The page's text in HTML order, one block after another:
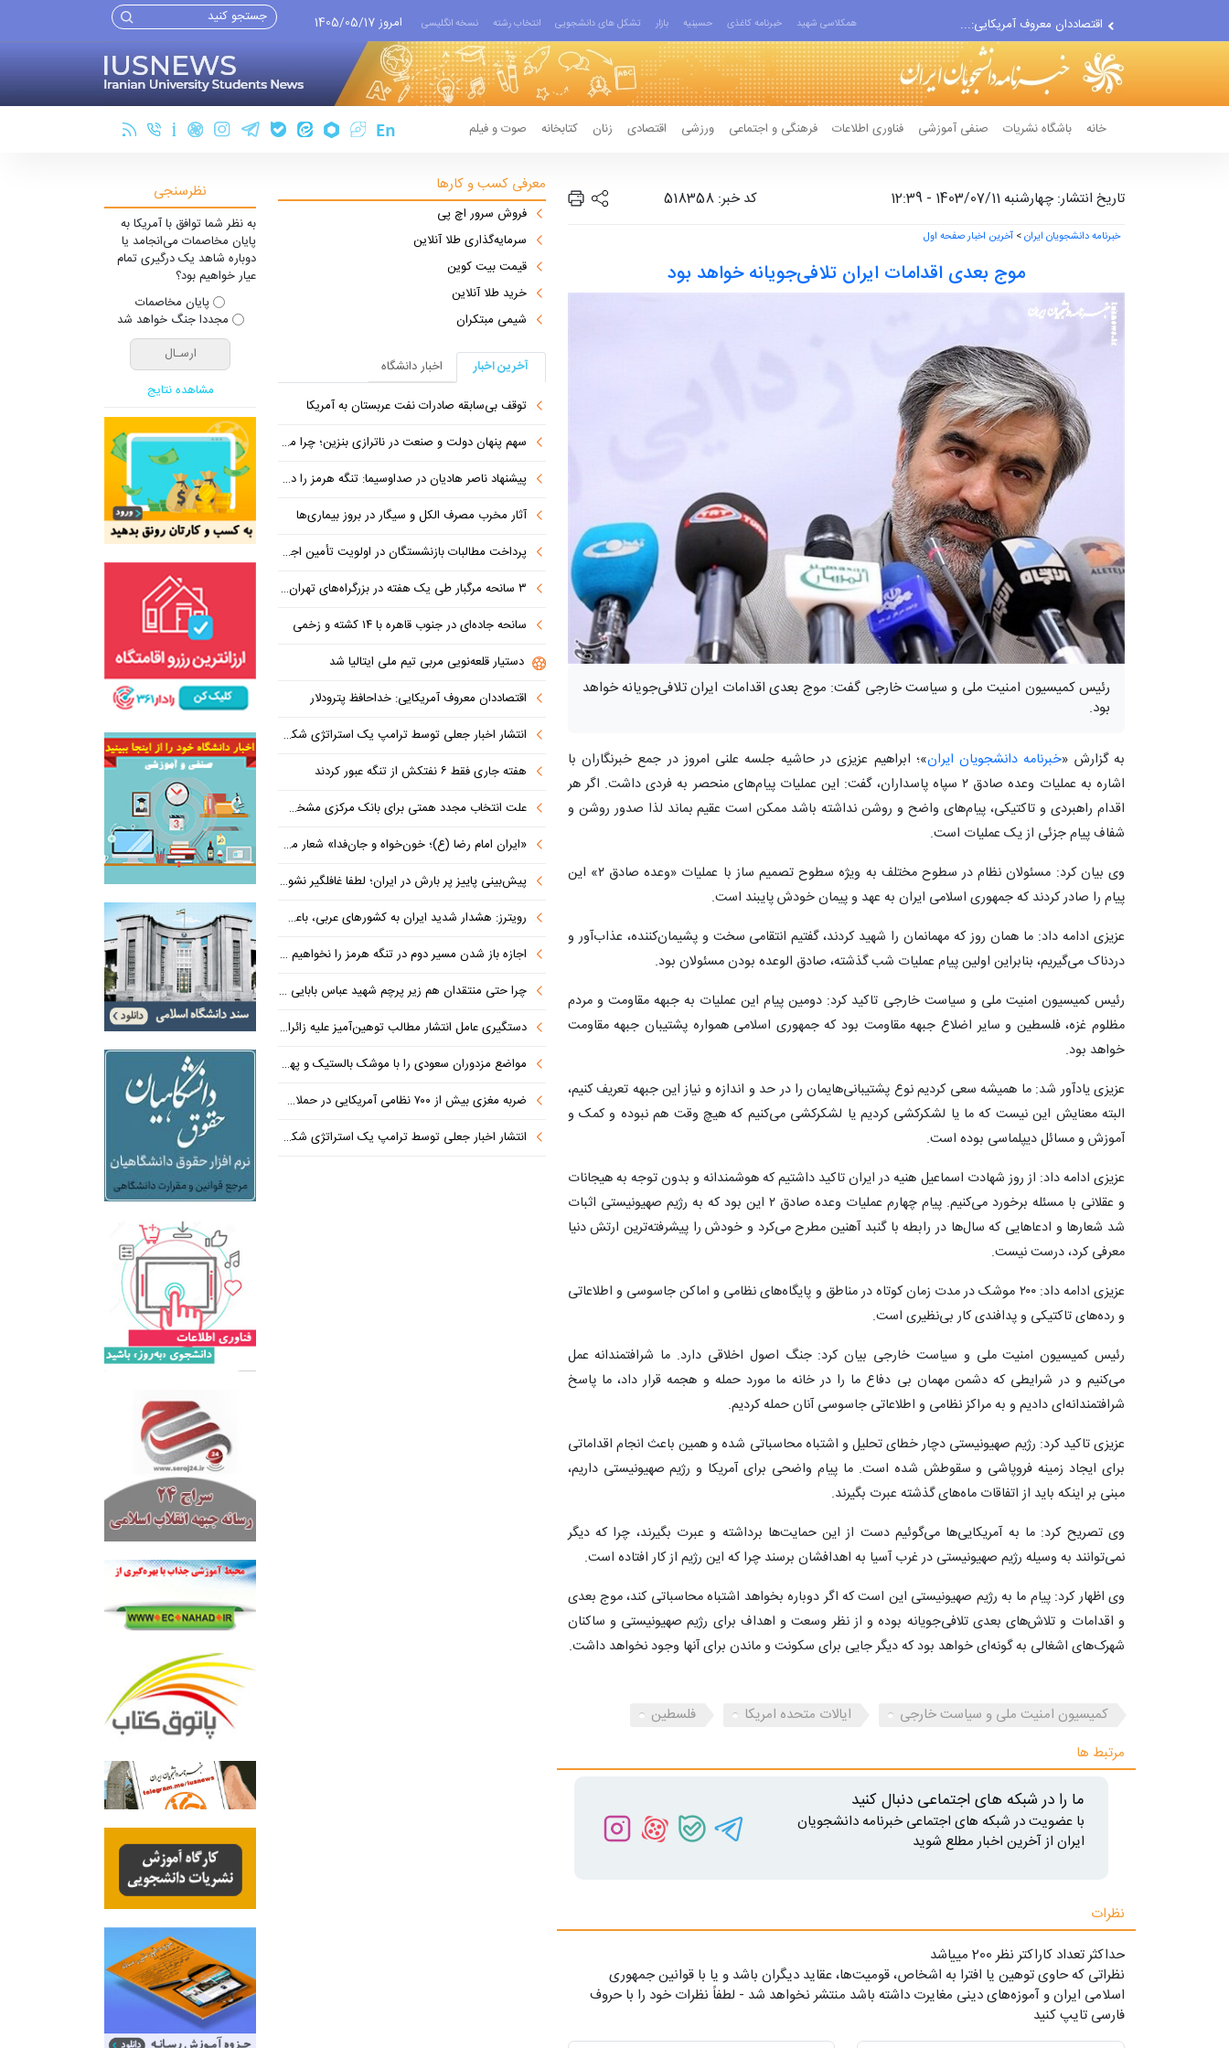
اقتصاددان معروف آمریکایی:...
انتشار اخبار جعلی توسط...
همکلاسی شهید خبرنامه کاغذی حسینیه بازار تشکل های دانشجویی انتخاب رشته نسخه انگلیسی امروز 1405/05/17
خانه باشگاه نشریات صنفی آموزشی فناوری اطلاعات فرهنگی و اجتماعی ورزشی اقتصادی زنان کتابخانه صوت و فیلم
تاریخ انتشار: چهارشنبه 1403/07/11 - 12:39 کد خبر: 518358
خبرنامه دانشجویان ایران> آخرین اخبار صفحه اول
موج بعدی اقدامات ایران تلافی‌جویانه خواهد بود
رئیس کمیسیون امنیت ملی و سیاست خارجی گفت: موج بعدی اقدامات ایران تلافی‌جویانه خواهد
بود.
به گزارش «خبرنامه دانشجویان ایران»؛ ابراهیم عزیزی در حاشیه جلسه علنی امروز در جمع خبرنگاران با
اشاره به عملیات وعده صادق ۲ سپاه پاسداران، گفت: این عملیات پیام‌های منحصر به فردی داشت. اگر هر
اقدام راهبردی و تاکتیکی، پیام‌های واضح و روشن نداشته باشد ممکن است عقیم بماند لذا صدور روشن و
شفاف پیام جزئی از یک عملیات است.
وی بیان کرد: مسئولان نظام در سطوح مختلف به ویژه سطوح تصمیم ساز با عملیات «وعده صادق ۲» این
پیام را صادر کردند که جمهوری اسلامی ایران به عهد و پیمان خودش پایبند است.
عزیزی ادامه داد: ما همان روز که مهمانمان را شهید کردند، گفتیم انتقامی سخت و پشیمان‌کننده، عذاب‌آور و
دردناک می‌گیریم، بنابراین اولین پیام عملیات شب گذشته، صادق الوعده بودن مسئولان بود.
رئیس کمیسیون امنیت ملی و سیاست خارجی تاکید کرد: دومین پیام این عملیات به جبهه مقاومت و مردم
مظلوم غزه، فلسطین و سایر اضلاع جبهه مقاومت بود که جمهوری اسلامی همواره پشتیبان جبهه مقاومت
خواهد بود.
عزیزی یادآور شد: ما همیشه سعی کردیم نوع پشتیبانی‌هایمان را در حد و اندازه و نیاز این جبهه تعریف کنیم،
البته معنایش این نیست که ما یا لشکرکشی کردیم یا لشکرکشی می‌کنیم که هیچ وقت هم نبوده و کمک و
آموزش و مسائل دیپلماسی بوده است.
عزیزی ادامه داد: از روز شهادت اسماعیل هنیه در ایران تاکید داشتیم که هوشمندانه و بدون توجه به هیجانات
و عقلانی با مسئله برخورد می‌کنیم. پیام چهارم عملیات وعده صادق ۲ این بود که به رژیم صهیونیستی اثبات
شد شعارها و ادعاهایی که سال‌ها در رابطه با گنبد آهنین مطرح می‌کرد و خودش را پیشرفته‌ترین ارتش دنیا
معرفی کرد، درست نیست.
عزیزی ادامه داد: ۲۰۰ موشک در مدت زمان کوتاه در مناطق و پایگاه‌های نظامی و اماکن جاسوسی و اطلاعاتی
و رده‌های تاکتیکی و پدافندی کار بی‌نظیری است.
رئیس کمیسیون امنیت ملی و سیاست خارجی بیان کرد: جنگ اصول اخلاقی دارد. ما شرافتمندانه عمل
می‌کنیم و در شرایطی که دشمن مهمان بی دفاع ما را در خانه ما مورد حمله و هجمه قرار داد، ما پاسخ
شرافتمندانه‌ای دادیم و به مراکز نظامی و اطلاعاتی جاسوسی آنان حمله کردیم.
عزیزی تاکید کرد: رژیم صهیونیستی دچار خطای تحلیل و اشتباه محاسباتی شده و همین باعث انجام اقداماتی
برای ایجاد زمینه فروپاشی و سقوطش شده است. ما پیام واضحی برای آمریکا و رژیم صهیونیستی داریم،
مبنی بر اینکه باید از اتفاقات ماه‌های گذشته عبرت بگیرند.
وی تصریح کرد: ما به آمریکایی‌ها می‌گوئیم دست از این حمایت‌ها برداشته و عبرت بگیرند، چرا که دیگر
نمی‌توانند به وسیله رژیم صهیونیستی در غرب آسیا به اهدافشان برسند چرا که این رژیم از کار افتاده است.
وی اظهار کرد: پیام ما به رژیم صهیونیستی این است که اگر دوباره بخواهد اشتباه محاسباتی کند، موج بعدی
و اقدامات و تلاش‌های بعدی تلافی‌جویانه بوده و از نظر وسعت و اهداف برای رژیم صهیونیستی و ساکنان
شهرک‌های اشغالی به گونه‌ای خواهد بود که دیگر جایی برای سکونت و ماندن برای آنها وجود نخواهد داشت.
کمیسیون امنیت ملی و سیاست خارجی ایالات متحده امریکا
فلسطین
مرتبط ها
ما را در شبکه های اجتماعی دنبال کنید
با عضویت در شبکه های اجتماعی خبرنامه دانشجویان
ایران از آخرین اخبار مطلع شوید
نظرات
حداکثر تعداد کاراکتر نظر 200 ميياشد
نظراتی که حاوی توهین یا افترا به اشخاص، قومیت‌ها، عقاید دیگران باشد و یا با قوانین جمهوری
اسلامی ایران و آموزه‌های دینی مغایرت داشته باشد منتشر نخواهد شد - لطفاً نظرات خود را با حروف
فارسی تایپ کنید
معرفی کسب و کارها
فروش سرور اچ پی
سرمایه‌گذاری طلا آنلاین
قیمت بیت کوین
خرید طلا آنلاین
شیمی مبتکران
آخرین اخبار
اخبار دانشگاه
توقف بی‌سابقه صادرات نفت عربستان به آمریکا
سهم پنهان دولت و صنعت در ناترازی بنزین؛ چرا مردم مقصر اصلی نیستند؟
پیشنهاد ناصر هادیان در صداوسیما: تنگه هرمز را در ازای رفع تحریم معامله کنیم
آثار مخرب مصرف الکل و سیگار در بروز بیماری‌ها
پرداخت مطالبات بازنشستگان در اولویت تأمین اجتماعی؛ پیگیری برای تأمین منابع ادامه دارد
۳ سانحه مرگبار طی یک هفته در بزرگراه‌های تهران؛ هشدار دوباره به رانندگان و عابران
سانحه جاده‌ای در جنوب قاهره با ۱۴ کشته و زخمی
دستیار قلعه‌نویی مربی تیم ملی ایتالیا شد
اقتصاددان معروف آمریکایی: خداحافظ پترودلار
انتشار اخبار جعلی توسط ترامپ یک استراتژی شکست خورده است
هفته جاری فقط ۶ نفتکش از تنگه عبور کردند
علت انتخاب مجدد همتی برای بانک مرکزی مشخص شد: پزشکیان هنوز هم متوجه نشده است چرا همتی استیضاح شد!
«ایران امام رضا (ع)؛ خون‌خواه و جان‌فدا» شعار محوری دهه پایانی صفر شد
پیش‌بینی پاییز پر بارش در ایران؛ لطفا غافلگیر نشوید
رویترز: هشدار شدید ایران به کشورهای عربی، باعث توقف حمله آمریکا شد
اجازه باز شدن مسیر دوم در تنگه هرمز را نخواهیم داد
چرا حتی منتقدان هم زیر پرچم شهید عباس بابایی ایستادند؟
دستگیری عامل انتشار مطالب توهین‌آمیز علیه زائران اربعین در فضای مجازی
مواضع مزدوران سعودی را با موشک بالستیک و پهپاد در هم شکستیم
ضربه مغزی بیش از ۷۰۰ نظامی آمریکایی در حملات ایران
انتشار اخبار جعلی توسط ترامپ یک استراتژی شکست خورده است
نظرسنجی
به نظر شما توافق با آمریکا به
پایان مخاصمات می‌انجامد یا
دوباره شاهد یک درگیری تمام
عیار خواهیم بود؟
پایان مخاصمات
مجددا جنگ خواهد شد
مشاهده نتایج